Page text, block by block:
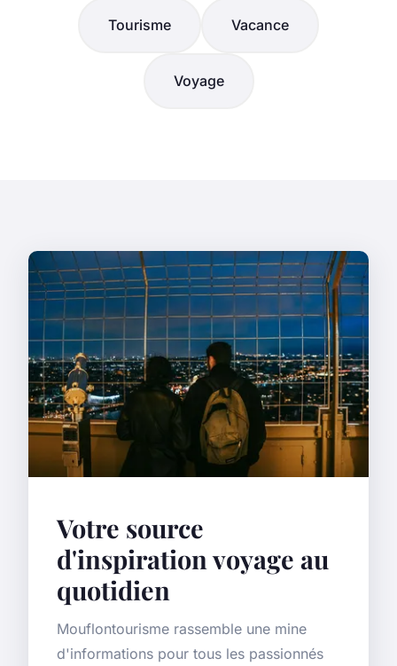
Tourisme Vacance
Voyage
Votre source
d'inspiration voyage au
quotidien
Mouflontourisme rassemble une mine
d'informations pour tous les passionnés